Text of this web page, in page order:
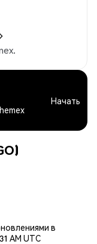
Начать
в
AM UTC